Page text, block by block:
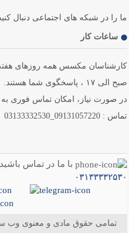
ما را در شبکه های اجتماعی دنبال کنید:
ساعات کار
صبح الی ۱۷ ، پاسخگوی شما هستند.
در صورت نیاز، امکان تماس فوری به
تماس : 09131057220_03133332530
با ما در تماس
۰۳۱۳۳۳۳۲۵۳۰
تمامی حقوق مادی و معنوی وب